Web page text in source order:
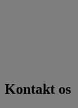
Kontakt os